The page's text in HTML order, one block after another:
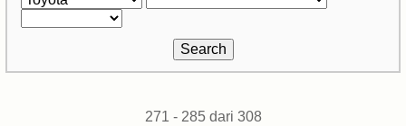
271 - 285 dari 308